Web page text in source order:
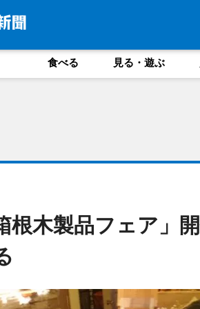
食べる 見る・遊ぶ
根木製品フェア」